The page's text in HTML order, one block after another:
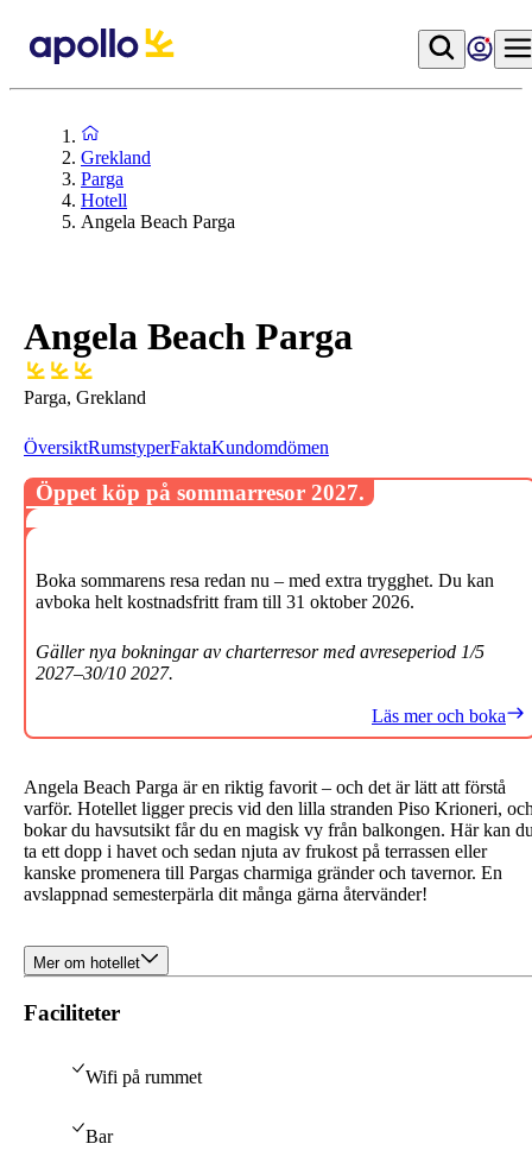
Grekland
Parga
Hotell
Angela Beach Parga
Angela Beach Parga
Parga, Grekland
ÖversiktRumstyperFaktaKundomdömen
Angela Beach Parga är en riktig favorit – och det är lätt att förstå
varför. Hotellet ligger precis vid den lilla stranden Piso Krioneri,
bokar du havsutsikt får du en magisk vy från balkongen. Här kan
ta ett dopp i havet och sedan njuta av frukost på terrassen eller
kanske promenera till Pargas charmiga gränder och tavernor. En
avslappnad semesterpärla dit många gärna återvänder!
Mer om hotellet
Faciliteter
Wifi på rummet
Bar
Öppet köp på sommarresor 2027.
Boka sommarens resa redan nu – med extra trygghet. Du kan
avboka helt kostnadsfritt fram till 31 oktober 2026.
Gäller nya bokningar av charterresor med avreseperiod 1/5
2027–30/10 2027.
Läs mer och boka